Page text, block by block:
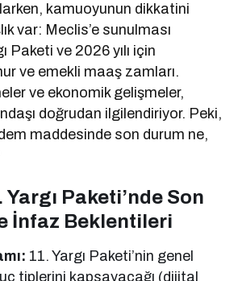
kamuoyunun dikkatini
var: Meclis’e sunulması
Paketi ve 2026 yılı için
ve emekli maaş zamları.
ve ekonomik gelişmeler,
doğrudan ilgilendiriyor. Peki,
maddesinde son durum ne,
Yargı Paketi’nde Son
İnfaz Beklentileri
11. Yargı Paketi’nin genel
tiplerini kapsayacağı (dijital